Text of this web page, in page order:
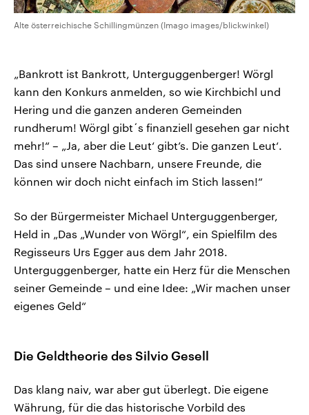
Alte österreichische Schillingmünzen (Imago images/blickwinkel)
„Bankrott ist Bankrott, Unterguggenberger! Wörgl
kann den Konkurs anmelden, so wie Kirchbichl und
Hering und die ganzen anderen Gemeinden
rundherum! Wörgl gibt´s finanziell gesehen gar nicht
mehr!“ – „Ja, aber die Leut‘ gibt’s. Die ganzen Leut‘.
Das sind unsere Nachbarn, unsere Freunde, die
können wir doch nicht einfach im Stich lassen!“
So der Bürgermeister Michael Unterguggenberger,
Held in „Das „Wunder von Wörgl“, ein Spielfilm des
Regisseurs Urs Egger aus dem Jahr 2018.
Unterguggenberger, hatte ein Herz für die Menschen
seiner Gemeinde – und eine Idee: „Wir machen unser
eigenes Geld“
Die Geldtheorie des Silvio Gesell
Das klang naiv, war aber gut überlegt. Die eigene
Währung, für die das historische Vorbild des